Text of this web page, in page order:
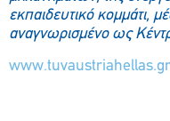
εκπαιδευτικό κομμάτι,
αναγνωρισμένο ως
www.tuvaustriahellas.gr